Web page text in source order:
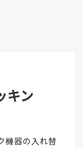
キン
機器の入れ替